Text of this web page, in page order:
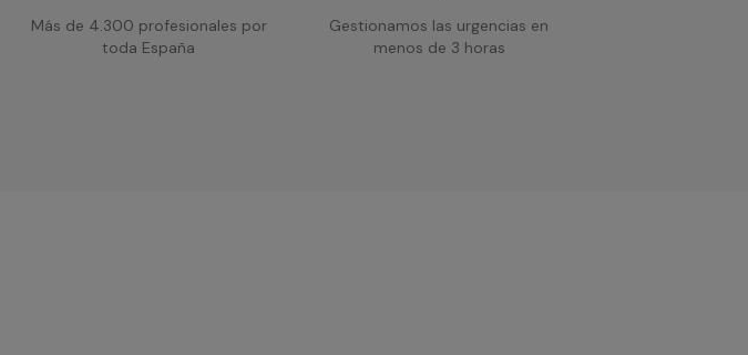
Más de 4.300 profesionales por
toda España
Gestionamos las urgencias en
menos de 3 horas